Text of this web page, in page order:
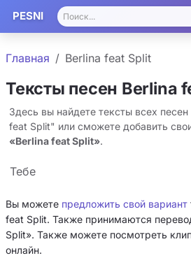
PESNI
Главная Berlina feat Split
Тексты песен Berlina
Здесь вы найдете тексты всех
feat Split" или сможете добавить
«Berlina feat Split».
Тебе
Вы можете предложить свой вариант
feat Split. Также принимаются
Split». Также можете посмотреть
онлайн.